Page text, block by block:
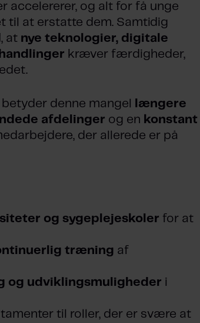
accelererer, og alt for få unge
til at erstatte dem. Samtidig
at nye teknologier, digitale
kræver færdigheder,
denne mangel
længere
afdelinger og en konstant
der allerede er på
og sygeplejeskoler for at
træning af
og udviklingsmuligheder i
til roller, der er svære at